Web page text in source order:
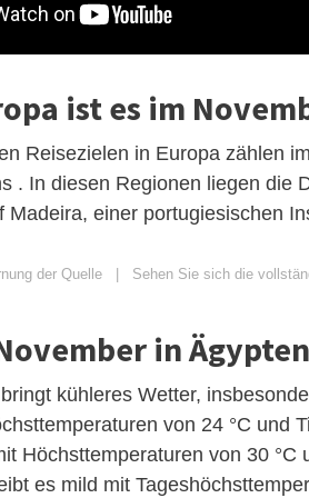
ist es im
Reisezielen in Europa zählen
. In diesen Regionen liegen die
Madeira, einer portugiesischen
der Quelle | Sehen Sie sich die
in
kühleres Wetter,
von 24 °C und
Höchsttemperaturen von 30
es mild mit